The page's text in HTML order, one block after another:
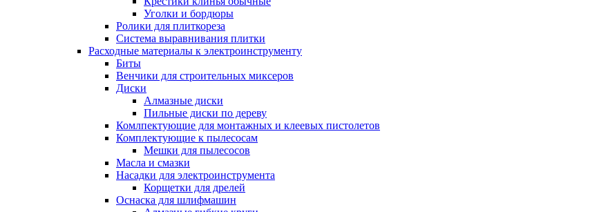
Уголки и бордюры
Ролики для плиткореза
Система выравнивания плитки
Расходные материалы к электроинструменту
Биты
Венчики для строительных миксеров
Диски
Алмазные диски
Пильные диски по дереву
Комлпектующие для монтажных и клеевых пистолетов
Комплектующие к пылесосам
Мешки для пылесосов
Масла и смазки
Насадки для электроинструмента
Корщетки для дрелей
Оснаска для шлифмашин